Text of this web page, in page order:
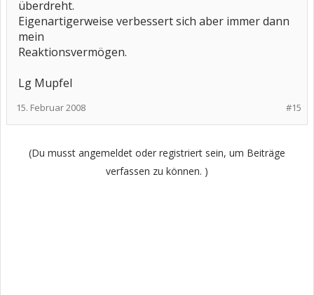
überdreht.
Eigenartigerweise verbessert sich aber immer dann
mein
Reaktionsvermögen.
Lg Mupfel
#15
15. Februar 2008
(Du musst angemeldet oder registriert sein, um Beiträge
verfassen zu können. )